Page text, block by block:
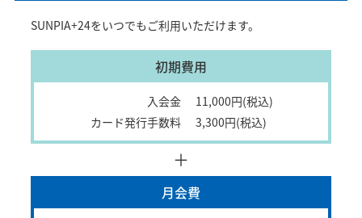
SUNPIA+24をいつでもご利用いただけます。
初期費用
入会金
11,000円(税込)
カード発行手数料
3,300円(税込)
＋
月会費